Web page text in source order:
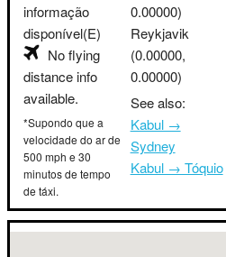
informação
disponível(E)
No flying
distance info
available.
*Supondo que a
velocidade do ar de
500 mph e 30
minutos de tempo
de táxi.
0.00000)
Reykjavik
(0.00000,
0.00000)
See also:
Kabul →
Sydney
Kabul → Tóquio